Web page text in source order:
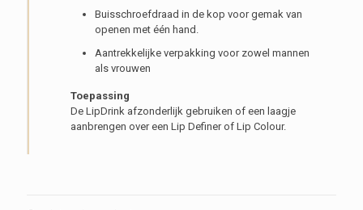
Buisschroefdraad in de kop voor gemak van
openen met één hand.
Aantrekkelijke verpakking voor zowel mannen
als vrouwen
Toepassing
De LipDrink afzonderlijk gebruiken of een laagje
aanbrengen over een Lip Definer of Lip Colour.